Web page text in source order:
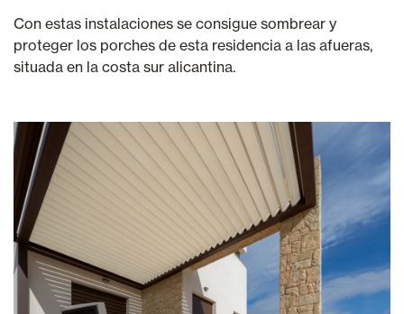
Con estas instalaciones se consigue sombrear y
proteger los porches de esta residencia a las afueras,
situada en la costa sur alicantina.